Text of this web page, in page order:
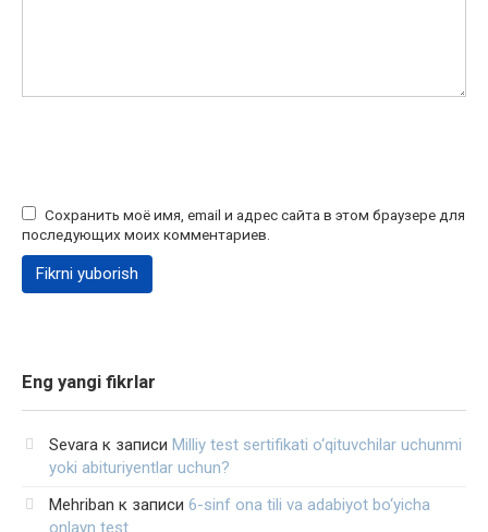
Сохранить моё имя, email и адрес сайта в этом браузере для
последующих моих комментариев.
Eng yangi fikrlar
Sevara к записи Milliy test sertifikati o‘qituvchilar uchunmi
yoki abituriyentlar uchun?
Mehriban к записи 6-sinf ona tili va adabiyot bo‘yicha